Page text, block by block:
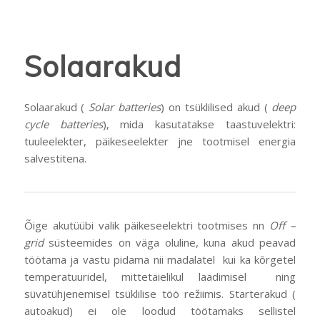
Solaarakud
Solaarakud ( Solar batteries) on tsüklilised akud ( deep
cycle batteries), mida kasutatakse taastuvelektri:
tuuleelekter, päikeseelekter jne tootmisel energia
salvestitena.
Õige akutüübi valik päikeseelektri tootmises nn Off –
gridsüsteemides on väga oluline, kuna akud peavad
töötama ja vastu pidama nii madalatel kui ka kõrgetel
temperatuuridel, mittetäielikul laadimisel ning
süvatühjenemisel tsüklilise töö režiimis. Starterakud (
autoakud) ei ole loodud töötamaks sellistel